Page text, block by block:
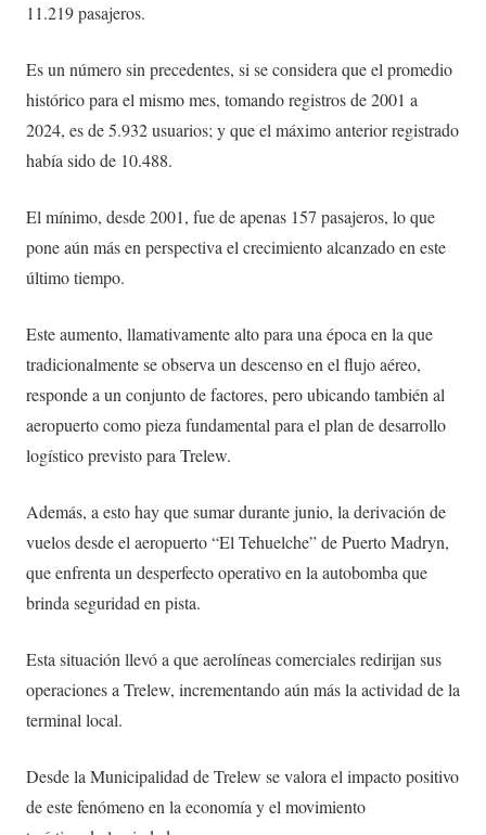
11.219 pasajeros.
Es un número sin precedentes, si se considera que el promedio
histórico para el mismo mes, tomando registros de 2001 a
2024, es de 5.932 usuarios; y que el máximo anterior registrado
había sido de 10.488.
El mínimo, desde 2001, fue de apenas 157 pasajeros, lo que
pone aún más en perspectiva el crecimiento alcanzado en este
último tiempo.
Este aumento, llamativamente alto para una época en la que
tradicionalmente se observa un descenso en el flujo aéreo,
responde a un conjunto de factores, pero ubicando también al
aeropuerto como pieza fundamental para el plan de desarrollo
logístico previsto para Trelew.
Además, a esto hay que sumar durante junio, la derivación de
vuelos desde el aeropuerto “El Tehuelche” de Puerto Madryn,
que enfrenta un desperfecto operativo en la autobomba que
brinda seguridad en pista.
Esta situación llevó a que aerolíneas comerciales redirijan sus
operaciones a Trelew, incrementando aún más la actividad de la
terminal local.
Desde la Municipalidad de Trelew se valora el impacto positivo
de este fenómeno en la economía y el movimiento